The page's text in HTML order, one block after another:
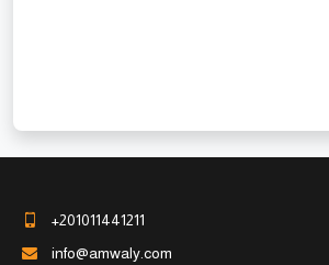
+201011441211
info@amwaly.com